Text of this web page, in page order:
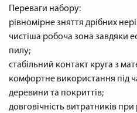
Переваги набору:
рівномірне зняття дрібних
чистіша робоча зона завдяки
пилу;
стабільний контакт круга з
комфортне використання під
деревини та покриттів;
довговічність витратників